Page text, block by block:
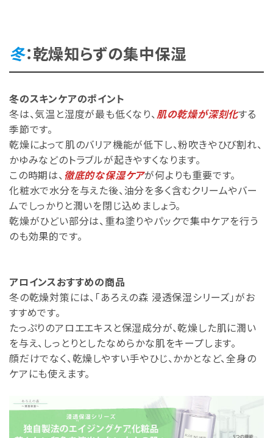
冬：乾燥知らずの集中保湿
冬のスキンケアのポイント
冬は、気温と湿度が最も低くなり、肌の乾燥が深刻化する
季節です。
乾燥によって肌のバリア機能が低下し、粉吹きやひび割れ、
かゆみなどのトラブルが起きやすくなります。
この時期は、 徹底的な保湿ケアが何よりも重要です。
化粧水で水分を与えた後、油分を多く含むクリームやバー
ムでしっかりと潤いを閉じ込めましょう。
乾燥がひどい部分は、重ね塗りやパックで集中ケアを行う
のも効果的です。
アロインスおすすめの商品
冬の乾燥対策には、「あろえの森 浸透保湿シリーズ」がお
すすめです。
たっぷりのアロエエキスと保湿成分が、乾燥した肌に潤い
を与え、しっとりとしたなめらかな肌をキープします。
顔だけでなく、乾燥しやすい手やひじ、かかとなど、全身の
ケアにも使えます。